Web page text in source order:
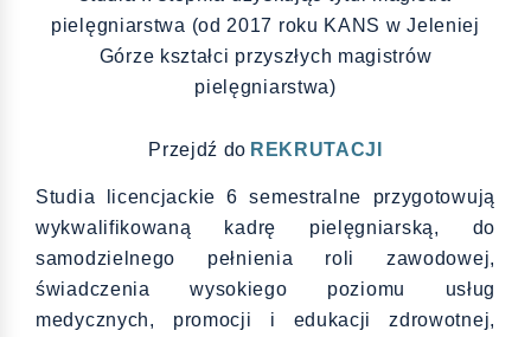
pielęgniarstwa (od 2017 roku KANS w Jeleniej
Górze kształci przyszłych magistrów
pielęgniarstwa)
Przejdź do REKRUTACJI
Studia licencjackie 6 semestralne przygotowują
wykwalifikowaną kadrę pielęgniarską, do
samodzielnego pełnienia roli zawodowej,
świadczenia wysokiego poziomu usług
medycznych, promocji i edukacji zdrowotnej,